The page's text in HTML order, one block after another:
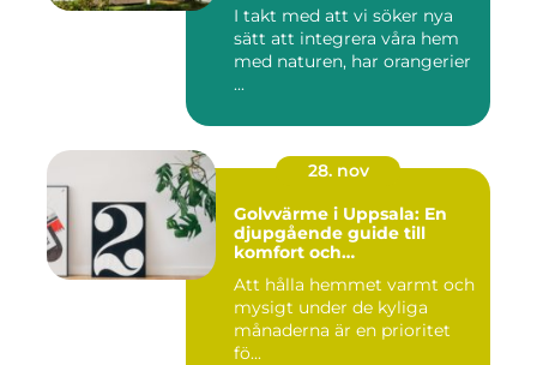
I takt med att vi söker nya
sätt att integrera våra hem
med naturen, har orangerier
...
28. nov
Golvvärme i Uppsala: En
djupgående guide till
komfort och
Att hålla hemmet varmt och
mysigt under de kyliga
månaderna är en prioritet
fö...